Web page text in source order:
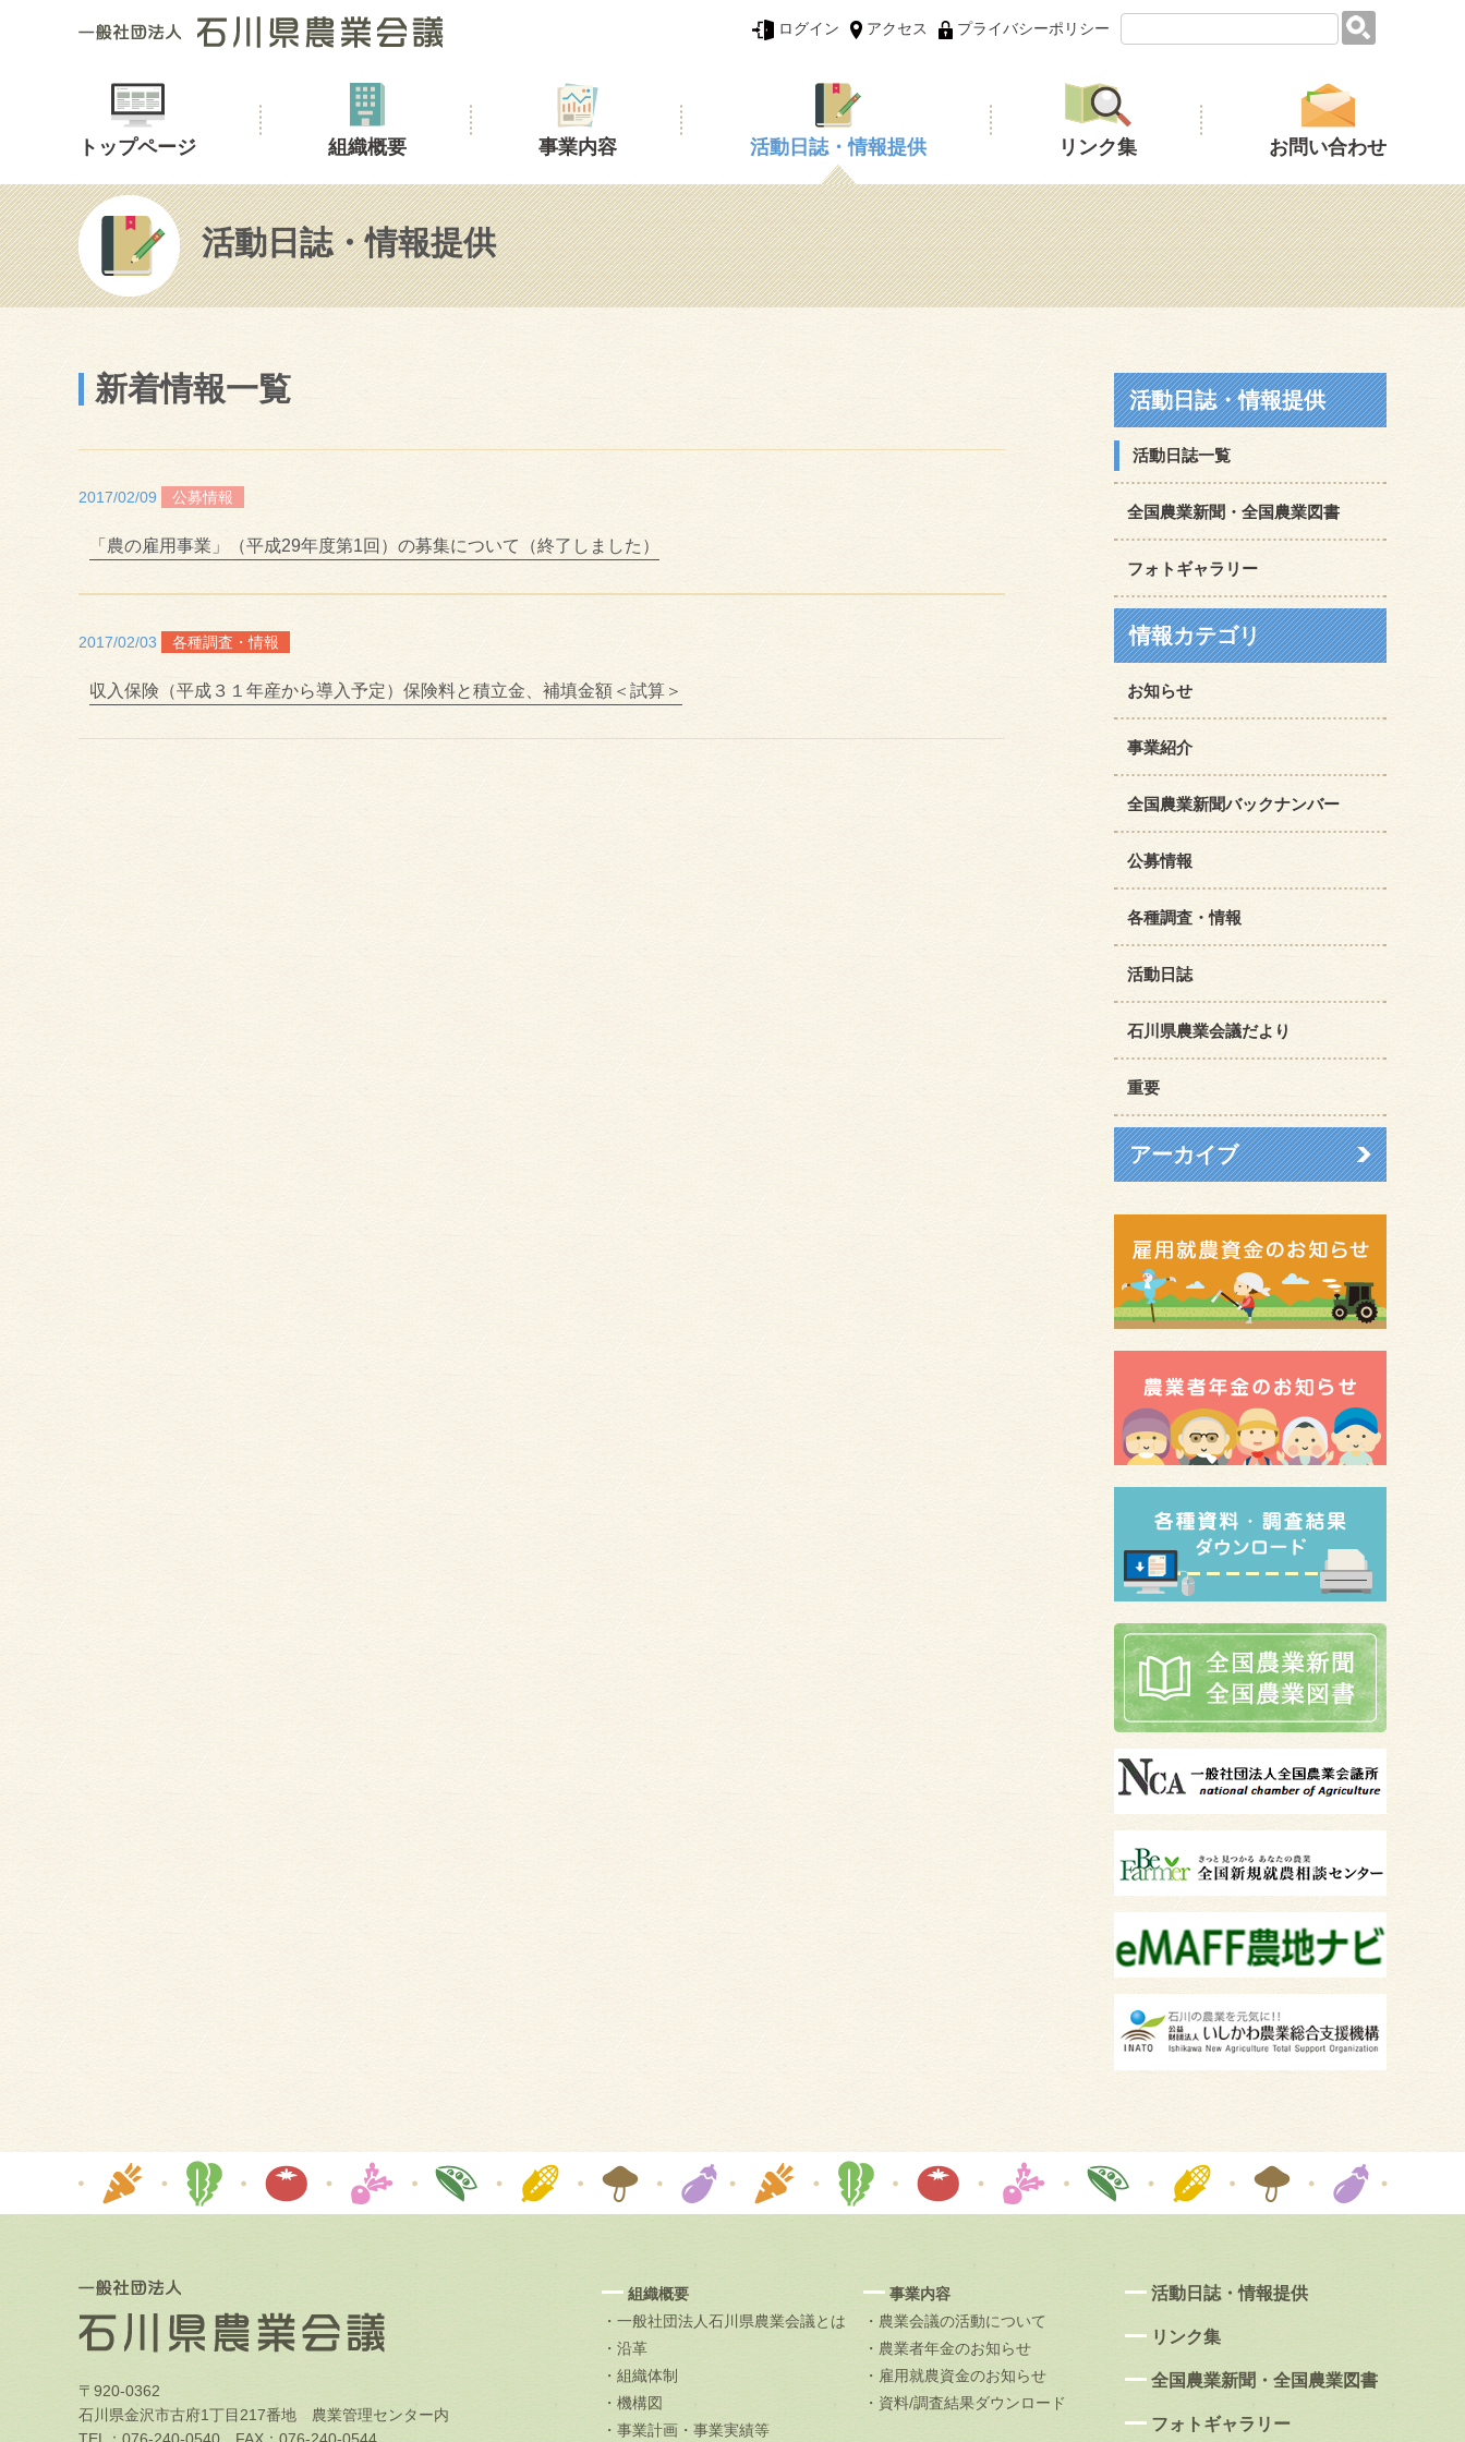
ログイン アクセス プライバシーポリシー
トップページ 組織概要 事業内容 活動日誌・情報提供 リンク集 お問い合わせ
活動日誌・情報提供
新着情報一覧
2017/02/09 公募情報
「農の雇用事業」（平成29年度第1回）の募集について（終了しました）
2017/02/03 各種調査・情報
収入保険（平成３１年産から導入予定）保険料と積立金、補填金額＜試算＞
活動日誌・情報提供
活動日誌一覧
全国農業新聞・全国農業図書
フォトギャラリー
情報カテゴリ
お知らせ
事業紹介
全国農業新聞バックナンバー
公募情報
各種調査・情報
活動日誌
石川県農業会議だより
重要
アーカイブ
〒920-0362
石川県金沢市古府1丁目217番地 農業管理センター内
組織概要
・一般社団法人石川県農業会議とは
・沿革
・組織体制
・機構図
・事業計画・事業実績等
事業内容
・農業会議の活動について
・農業者年金のお知らせ
・雇用就農資金のお知らせ
・資料/調査結果ダウンロード
活動日誌・情報提供
リンク集
全国農業新聞・全国農業図書
フォトギャラリー